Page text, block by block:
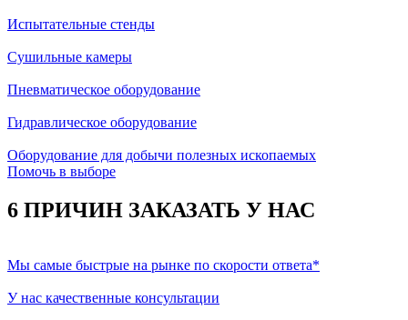
Испытательные стенды
Сушильные камеры
Пневматическое оборудование
Гидравлическое оборудование
Оборудование для добычи полезных ископаемых
Помочь в выборе
6 ПРИЧИН ЗАКАЗАТЬ У НАС
Мы самые быстрые на рынке по скорости ответа*
У нас качественные консультации